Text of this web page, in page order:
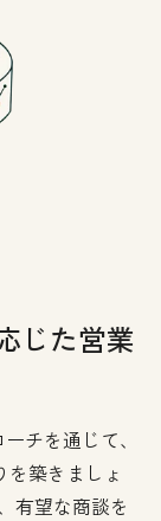
じた営業
チを通じて、
築きましょ
有望な商談を